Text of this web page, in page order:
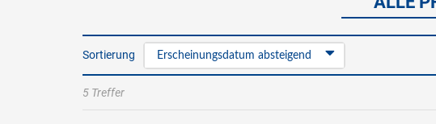
Sortierung Erscheinungsdatum absteigend
5 Treffer